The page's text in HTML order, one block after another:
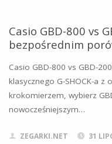
5000
VS
DW-
5000
Casio GBD-800 vs
bezpośrednim
Casio GBD-800 vs GBD-
klasycznego G-SHOCK-a z
krokomierzem, wybierz
nowocześniejszym…
ZEGARKI.NET
31